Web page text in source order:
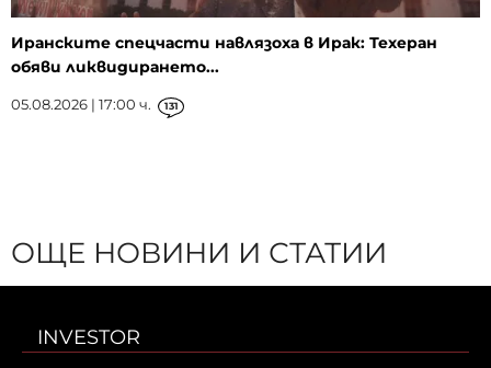
Иранските спецчасти навлязоха в Ирак: Техеран
обяви ликвидирането...
05.08.2026 | 17:00 ч. 131
ОЩЕ НОВИНИ И СТАТИИ
INVESTOR